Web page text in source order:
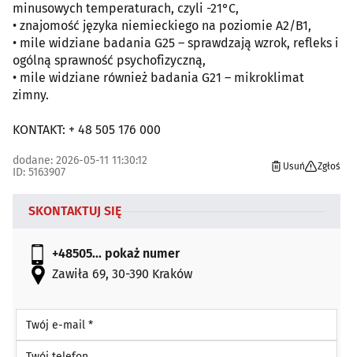
minusowych temperaturach, czyli -21°C,
• znajomość języka niemieckiego na poziomie A2/B1,
• mile widziane badania G25 – sprawdzają wzrok, refleks i
ogólną sprawność psychofizyczną,
• mile widziane również badania G21 – mikroklimat
zimny.
KONTAKT: + 48 505 176 000
dodane: 2026-05-11 11:30:12
ID: 5163907
Usuń Zgłoś
SKONTAKTUJ SIĘ
+48505... pokaż numer
Zawiła 69, 30-390 Kraków